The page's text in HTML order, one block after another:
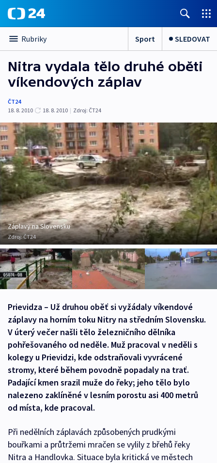
Rubriky Sport SLEDOVAT
Nitra vydala tělo druhé oběti
víkendových záplav
ČT24
18. 8. 2010
18. 8. 2010 | Zdroj: ČT24
Záplavy na Slovensku
Zdroj:ČT24
Prievidza – Už druhou oběť si vyžádaly víkendové
záplavy na horním toku Nitry na středním Slovensku.
V úterý večer našli tělo železničního dělníka
pohřešovaného od neděle. Muž pracoval v neděli s
kolegy u Prievidzi, kde odstraňovali vyvrácené
stromy, které během povodně popadaly na trať.
Padající kmen srazil muže do řeky; jeho tělo bylo
nalezeno zaklíněné v lesním porostu asi 400 metrů
od místa, kde pracoval.
Při nedělních záplavách způsobených prudkými
bouřkami a průtržemi mračen se vylily z břehů řeky
Nitra a Handlovka. Situace byla kritická ve městech